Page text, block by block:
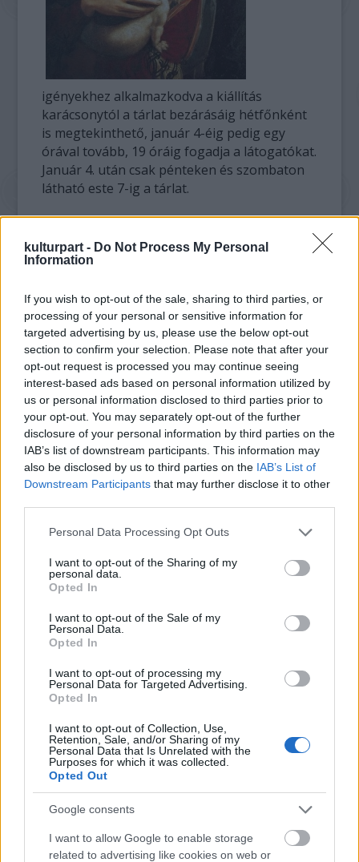
kulturpart - Do Not Process My Personal
Information
If you wish to opt-out of the sale, sharing to third parties, or
processing of your personal or sensitive information for
targeted advertising by us, please use the below opt-out
section to confirm your selection. Please note that after your
opt-out request is processed you may continue seeing
interest-based ads based on personal information utilized by
us or personal information disclosed to third parties prior to
your opt-out. You may separately opt-out of the further
disclosure of your personal information by third parties on the
IAB’s list of downstream participants. This information may
also be disclosed by us to third parties on the IAB’s List of
Downstream Participants that may further disclose it to other
Please note that this website/app uses one or more Google
not limited to your visit or usage behaviour. You may click to
grant or deny consent to Google and its third-party tags to
use your data for below specified purposes in below Google
consent section.
Personal Data Processing Opt Outs
I want to opt-out of the Sharing of my
personal data.
Opted In
I want to opt-out of the Sale of my
Personal Data.
Opted In
I want to opt-out of processing my
Personal Data for Targeted Advertising.
Opted In
I want to opt-out of Collection, Use,
Retention, Sale, and/or Sharing of my
Personal Data that Is Unrelated with the
Purposes for which it was collected.
Opted Out
Google consents
I want to allow Google to enable storage
related to advertising like cookies on web or
igényekhez alkalmazkodva a kiállítás
karácsonytól a tárlat bezárásáig hétfőnként
is megtekinthető, január 4-éig pedig egy
órával tovább, 19 óráig fogadja a látogatókat.
Január 4. után csak pénteken és szombaton
látható este 7-ig a tárlat.
remekműveit bemutató tárlaton több mint
ötven múzeumból, többek között a firenzei
washingtoni National Galleryből, a New York-
i Metropolitan Museumból és a madridi
Pradóból kölcsönzött remekműveket állít ki a
Szépművészeti.
A csaknem 130 festményt felvonultató
tárlaton a címben kiemelt alkotók mellett
több mint nyolcvan festő, köztük Leonardo,
Giorgione, Raffaello, Veronese és Tintoretto
alkotásaival találkozhatnak a látogatók.
Leonardo da Vinci Hölgy hermelinnel című
alkotása, amelyet a képnek otthont adó
krakkói Czartoryski Múzeum mellett
Európában csupán olasz múzeumokban
láthatott eddig a nagyközönség.
A kiállítás február 14-ig látható, és arra az
interneten, illetve elővételben is
megvásárolhatók a belépők.
Forrás:MTI
Kiállítás Szépművészeti Múzeum